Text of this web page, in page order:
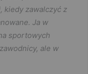
kiedy zawalczyć z
Ja w
sportowych
ale w